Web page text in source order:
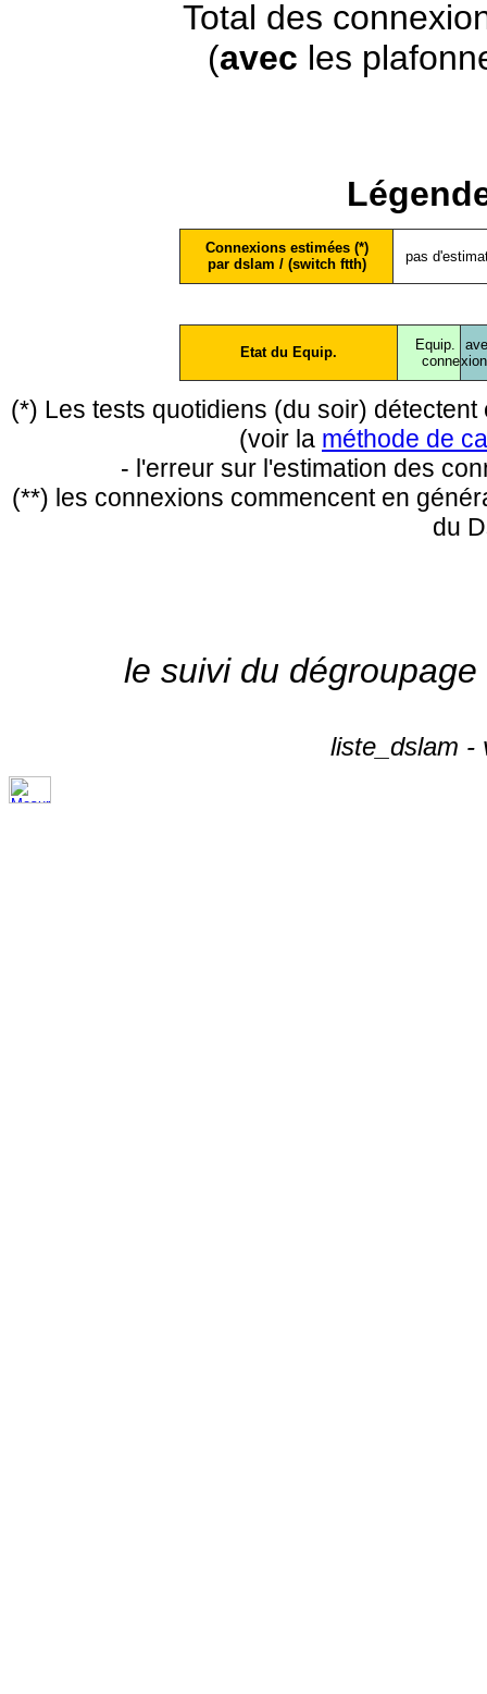
Total des
(avec les
Connexions estimées (*)
par dslam / (switch ftth)
pas
Etat du Equip.
Equip.
conne
(*) Les tests quotidiens (du soir)
(voir la méthode de
- l'erreur sur l'estimation des
(**) les connexions commencent en
du
le suivi du
liste_dslam -